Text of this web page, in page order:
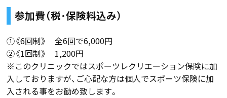
参加費（税･保険料込み）
①《6回制》 全6回で6,000円
②《1回制》 1,200円
※このクリニックではスポーツレクリエーション保険に加
入しておりますが、ご心配な方は個人でスポーツ保険に加
入される事をお勧め致します。